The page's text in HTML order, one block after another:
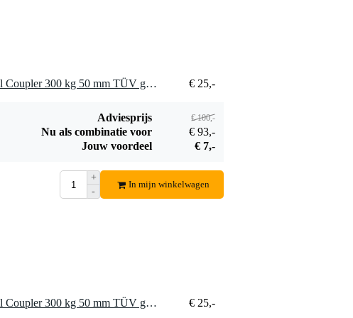
4 x Showtec Swivel Coupler 300 kg 50 mm TÜV gecertificeerd zilver € 25,-
Adviesprijs € 100,-
Nu als combinatie voor
€ 93,-
Jouw voordeel
€ 7,-
+
-
In mijn winkelwagen
8 x Showtec Swivel Coupler 300 kg 50 mm TÜV gecertificeerd zilver € 25,-